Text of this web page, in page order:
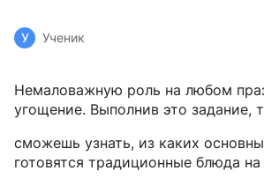
У Ученик
Немаловажную роль на любом
угощение. Выполнив это задание,
сможешь узнать, из каких
готовятся традиционные блюда на